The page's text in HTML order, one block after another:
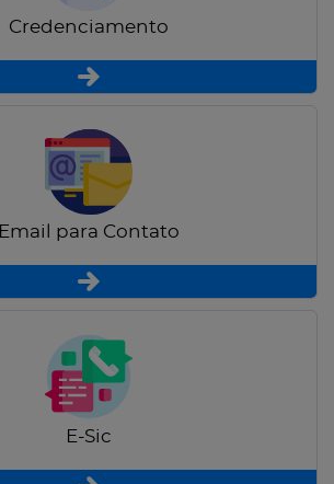
Credenciamento
Email para Contato
E-Sic